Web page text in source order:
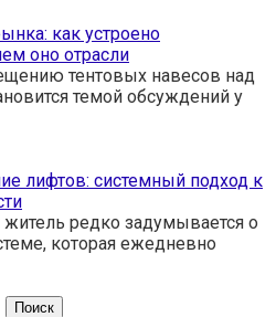
как устроено
оно отрасли
тентовых навесов над
темой обсуждений у
лифтов: системный подход к
редко задумывается о
которая ежедневно
Поиск